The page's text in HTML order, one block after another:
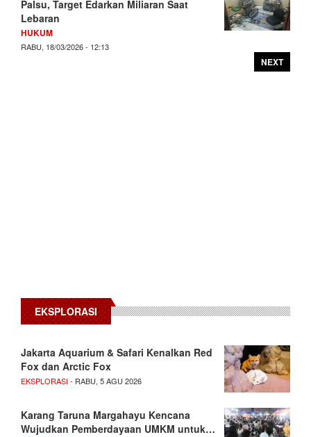
Palsu, Target Edarkan Miliaran Saat
Lebaran
HUKUM
RABU, 18/03/2026 - 12:13
NEXT
EKSPLORASI
Jakarta Aquarium & Safari Kenalkan Red
Fox dan Arctic Fox
EKSPLORASI- RABU, 5 AGU 2026
Karang Taruna Margahayu Kencana
Wujudkan Pemberdayaan UMKM untuk…